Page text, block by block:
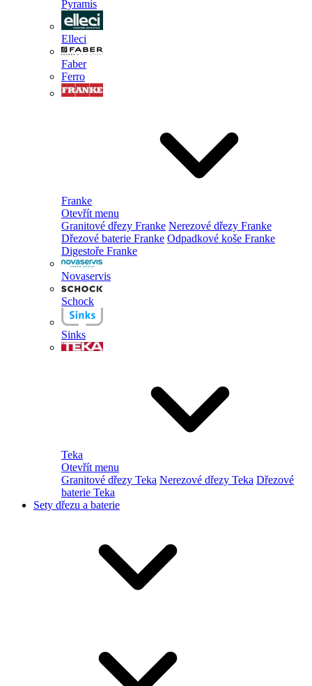
Pyramis
Elleci
Faber
Ferro
Franke
Otevřít menu
Granitové dřezy Franke Nerezové dřezy Franke
Dřezové baterie Franke Odpadkové koše Franke
Digestoře Franke
Novaservis
Schock
Sinks
Teka
Otevřít menu
Granitové dřezy Teka Nerezové dřezy Teka Dřezové
baterie Teka
Sety dřezu a baterie